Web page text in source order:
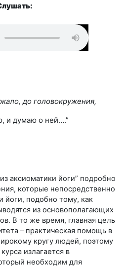
до головокружения,
и думаю о ней….”
аксиоматики йоги” подробно
которые непосредственно
йоги, подобно тому, как
из основополагающих
В то же время, главная цель
– практическая помощь в
кругу людей, поэтому
излагается в
необходим для